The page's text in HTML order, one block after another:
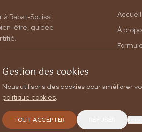
Rabat-Souissi.
être, guidée
Accueil
À
Gestion des cookies
Nous utilisons des cookies pour améliorer
politique cookies.
TOUT ACCEPTER